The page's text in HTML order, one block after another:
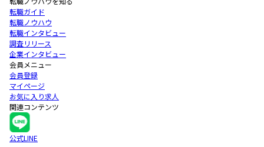
転職ガイド
転職ノウハウ
転職インタビュー
調査リリース
企業インタビュー
会員メニュー
会員登録
マイページ
お気に入り求人
関連コンテンツ
公式LINE